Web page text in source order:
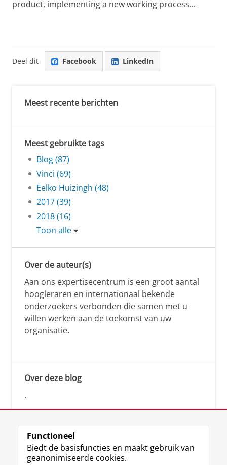
product, implementing a new working process...
Deel dit Facebook LinkedIn
Meest recente berichten
Meest gebruikte tags
Blog (87)
Vinci (69)
Eelko Huizingh (48)
2017 (39)
2018 (16)
Toon alle
Over de auteur(s)
Aan ons expertisecentrum is een groot aantal
hoogleraren en internationaal bekende
onderzoekers verbonden die samen met u
willen werken aan de toekomst van uw
organisatie.
Over deze blog
.
Functioneel
Biedt de basisfuncties en maakt gebruik van
geanonimiseerde cookies.